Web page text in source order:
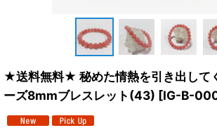
★送料無料★ 秘めた情熱を引き出して
ーズ8mmブレスレット(43) [IG-B-